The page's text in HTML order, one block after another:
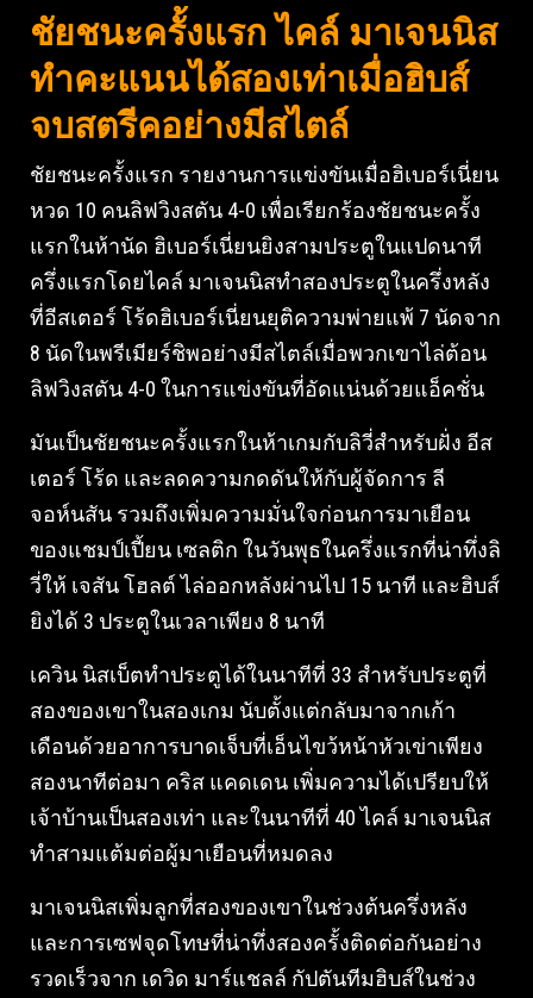
ชัยชนะครั้งแรก ไคล์ มาเจนนิส
ทำคะแนนได้สองเท่าเมื่อฮิบส์
จบสตรีคอย่างมีสไตล์
ชัยชนะครั้งแรก รายงานการแข่งขันเมื่อฮิเบอร์เนี่ยน
หวด 10 คนลิฟวิงสตัน 4-0 เพื่อเรียกร้องชัยชนะครั้ง
แรกในห้านัด ฮิเบอร์เนี่ยนยิงสามประตูในแปดนาที
ครึ่งแรกโดยไคล์ มาเจนนิสทำสองประตูในครึ่งหลัง
ที่อีสเตอร์ โร้ดฮิเบอร์เนี่ยนยุติความพ่ายแพ้ 7 นัดจาก
8 นัดในพรีเมียร์ชิพอย่างมีสไตล์เมื่อพวกเขาไล่ต้อน
ลิฟวิงสตัน 4-0 ในการแข่งขันที่อัดแน่นด้วยแอ็คชั่น
มันเป็นชัยชนะครั้งแรกในห้าเกมกับลิวี่สำหรับฝั่ง อีส
เตอร์ โร้ด และลดความกดดันให้กับผู้จัดการ ลี
จอห์นสัน รวมถึงเพิ่มความมั่นใจก่อนการมาเยือน
ของแชมป์เปี้ยน เซลติก ในวันพุธในครึ่งแรกที่น่าทึ่งลิ
วี่ให้ เจสัน โฮลต์ ไล่ออกหลังผ่านไป 15 นาที และฮิบส์
ยิงได้ 3 ประตูในเวลาเพียง 8 นาที
เควิน นิสเบ็ตทำประตูได้ในนาทีที่ 33 สำหรับประตูที่
สองของเขาในสองเกม นับตั้งแต่กลับมาจากเก้า
เดือนด้วยอาการบาดเจ็บที่เอ็นไขว้หน้าหัวเข่าเพียง
สองนาทีต่อมา คริส แคดเดน เพิ่มความได้เปรียบให้
เจ้าบ้านเป็นสองเท่า และในนาทีที่ 40 ไคล์ มาเจนนิส
ทำสามแต้มต่อผู้มาเยือนที่หมดลง
มาเจนนิสเพิ่มลูกที่สองของเขาในช่วงต้นครึ่งหลัง
และการเซฟจุดโทษที่น่าทึ่งสองครั้งติดต่อกันอย่าง
รวดเร็วจาก เดวิด มาร์แชลล์ กัปตันทีมฮิบส์ในช่วง